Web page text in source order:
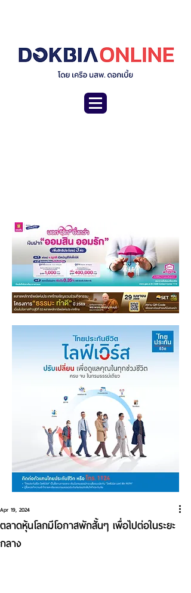
ตลาดหุ้นโลกมีโอกาสพักสั้นๆ เพื่อไปต่อในระยะ
กลาง
Apr 19, 2024